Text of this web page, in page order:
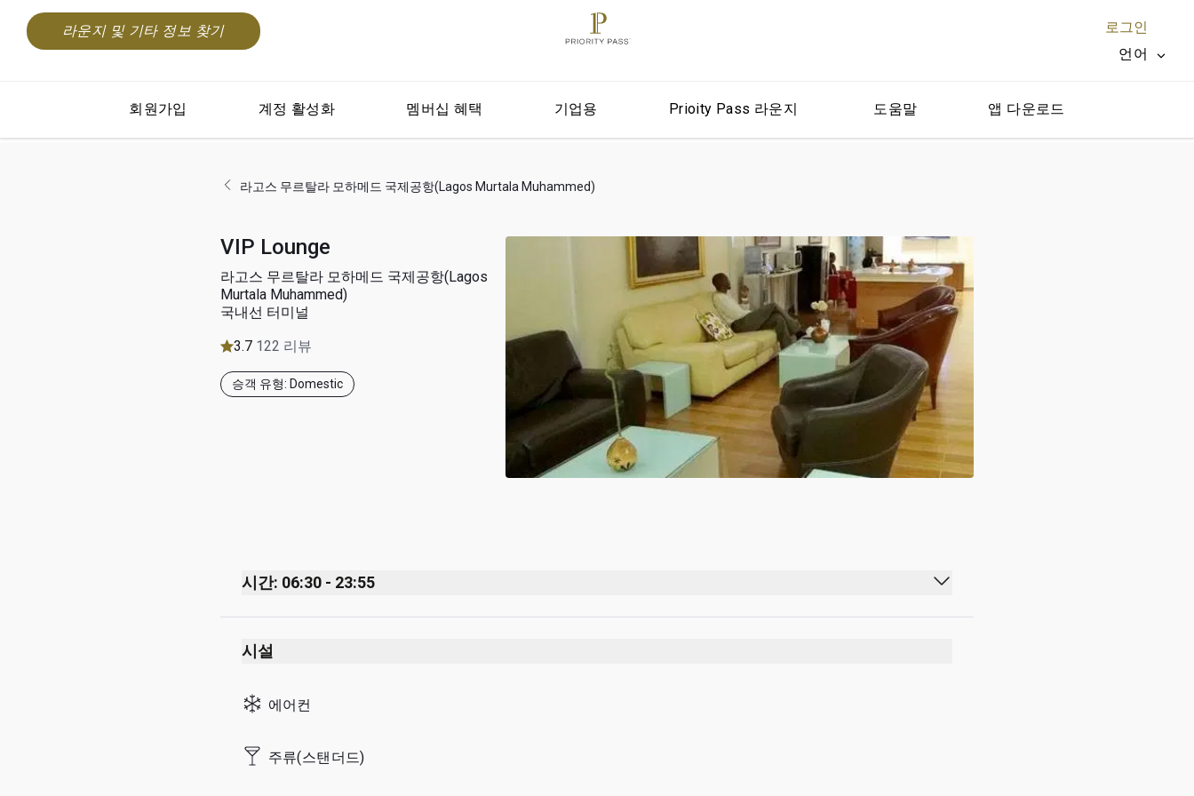
라운지 및 기타 정보 찾기
로그인
언어
회원가입 계정 활성화 멤버십 혜택 기업용 Prioity Pass 라운지 도움말 앱 다운로드
라고스 무르탈라 모하메드 국제공항(Lagos Murtala Muhammed)
VIP Lounge
라고스 무르탈라 모하메드 국제공항(Lagos
Murtala Muhammed)
국내선 터미널
3.7 122 리뷰
승객 유형: Domestic
시간: 06:30 - 23:55
Monday 06:30 - 23:55
Tuesday
Thursday
Friday
시설
에어컨
주류(스탠더드)